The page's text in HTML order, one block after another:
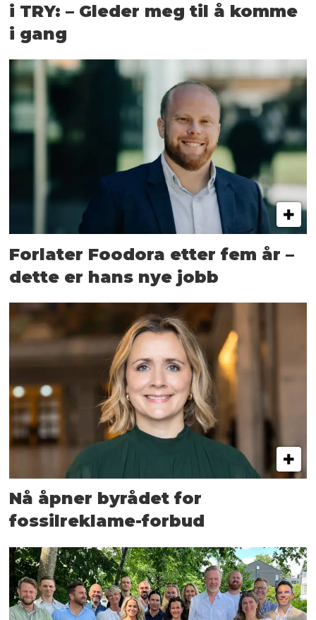
i TRY: – Gleder meg til å komme
i gang
Forlater Foodora etter fem år –
dette er hans nye jobb
Nå åpner byrådet for
fossilreklame-forbud